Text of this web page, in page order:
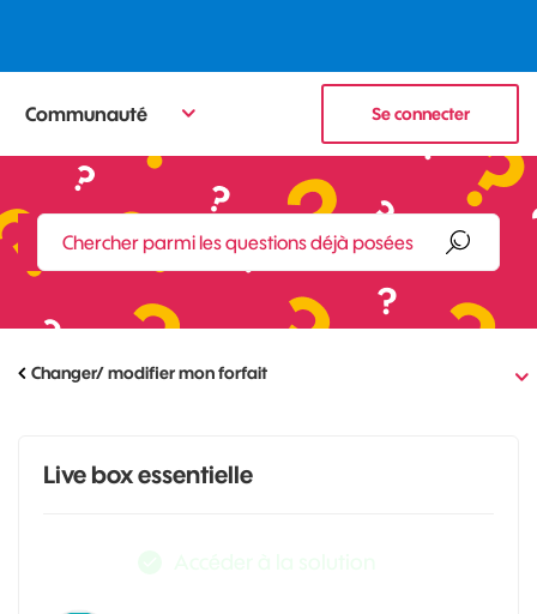
Communauté Se connecter
Changer/ modifier mon forfait
Live box essentielle